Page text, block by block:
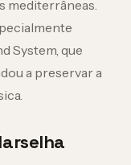
mediterrâneas.
System, que
a preservar a